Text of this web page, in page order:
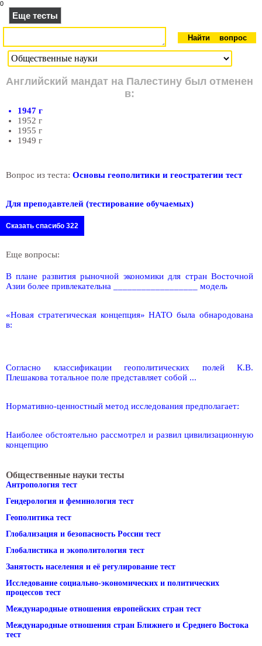
0
Еще тесты
Английский мандат на Палестину был отменен
в:
1947 г
1952 г
1955 г
1949 г
Вопрос из теста: Основы геополитики и геостратегии тест
Для преподавтелей (тестирование обучаемых)
Сказать спасибо 322
Еще вопросы:
В плане развития рыночной экономики для стран Восточной
Азии более привлекательна __________________ модель
«Новая стратегическая концепция» НАТО была обнародована
в:
Согласно классификации геополитических полей К.В.
Плешакова тотальное поле представляет собой ...
Нормативно-ценностный метод исследования предполагает:
Наиболее обстоятельно рассмотрел и развил цивилизационную
концепцию
Общественные науки тесты
Антропология тест
Гендерология и феминология тест
Геополитика тест
Глобализация и безопасность России тест
Глобалистика и экополитология тест
Занятость населения и её регулирование тест
Исследование социально-экономических и политических
процессов тест
Международные отношения европейских стран тест
Международные отношения стран Ближнего и Среднего Востока
тест